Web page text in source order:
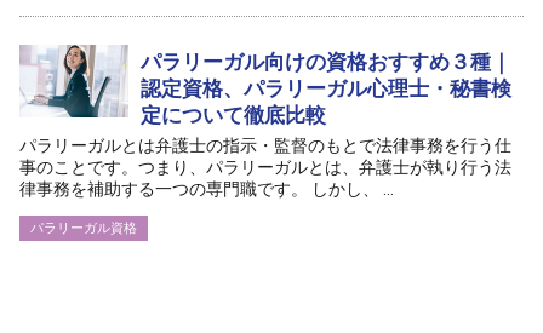
パラリーガル向けの資格おすすめ３種｜
認定資格、パラリーガル心理士・秘書検
定について徹底比較
パラリーガルとは弁護士の指示・監督のもとで法律事務を行う仕
事のことです。つまり、パラリーガルとは、弁護士が執り行う法
律事務を補助する一つの専門職です。 しかし、 ...
パラリーガル資格